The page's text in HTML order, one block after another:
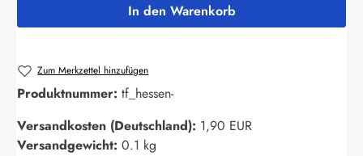
In den Warenkorb
Zum Merkzettel hinzufügen
Produktnummer: tf_hessen-
Versandkosten (Deutschland): 1,90 EUR
Versandgewicht: 0.1 kg